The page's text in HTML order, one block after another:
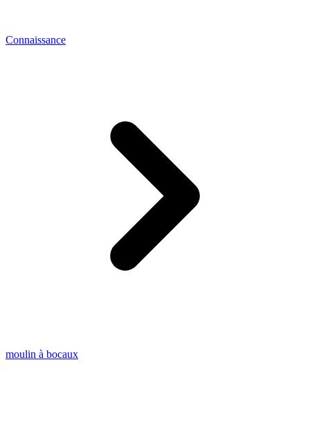
Connaissance
moulin à bocaux